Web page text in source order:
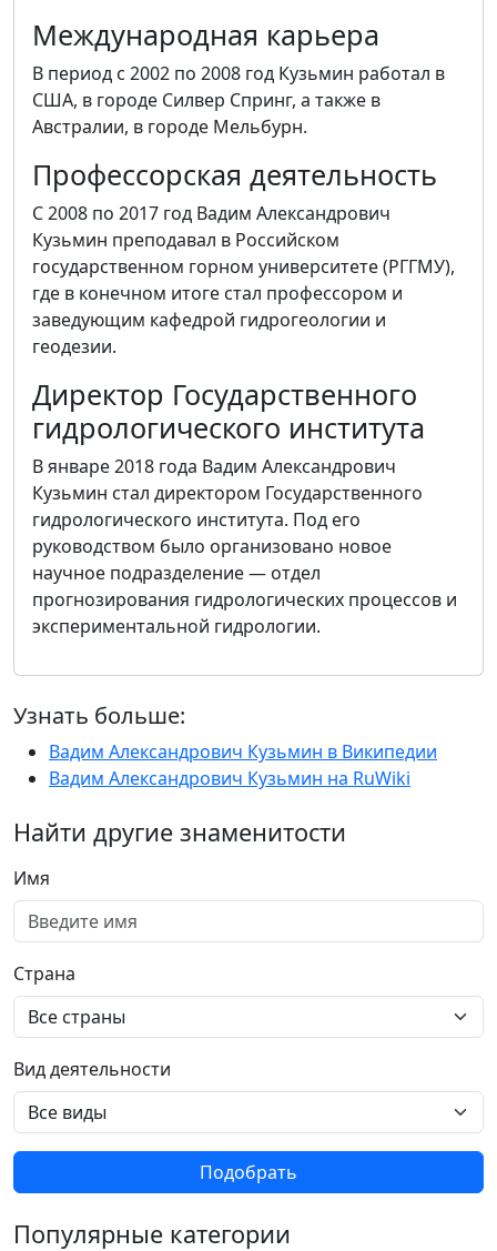
Международная карьера
В период с 2002 по 2008 год Кузьмин работал в
США, в городе Силвер Спринг, а также в
Австралии, в городе Мельбурн.
Профессорская деятельность
С 2008 по 2017 год Вадим Александрович
Кузьмин преподавал в Российском
государственном горном университете (РГГМУ),
где в конечном итоге стал профессором и
заведующим кафедрой гидрогеологии и
геодезии.
Директор Государственного
гидрологического института
В январе 2018 года Вадим Александрович
Кузьмин стал директором Государственного
гидрологического института. Под его
руководством было организовано новое
научное подразделение — отдел
прогнозирования гидрологических процессов и
экспериментальной гидрологии.
Узнать больше:
Вадим Александрович Кузьмин в Википедии
Вадим Александрович Кузьмин на RuWiki
Найти другие знаменитости
Имя
Страна
Вид деятельности
Подобрать
Популярные категории